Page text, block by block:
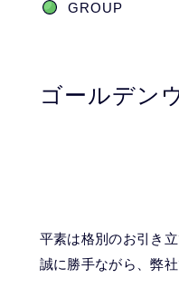
GROUP
ゴールデン
平素は格別のお引き
誠に勝手ながら、弊